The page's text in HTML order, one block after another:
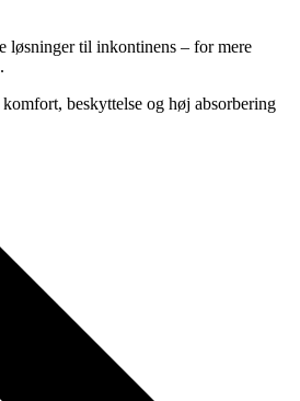
løsninger til inkontinens – for mere
beskyttelse og høj absorbering